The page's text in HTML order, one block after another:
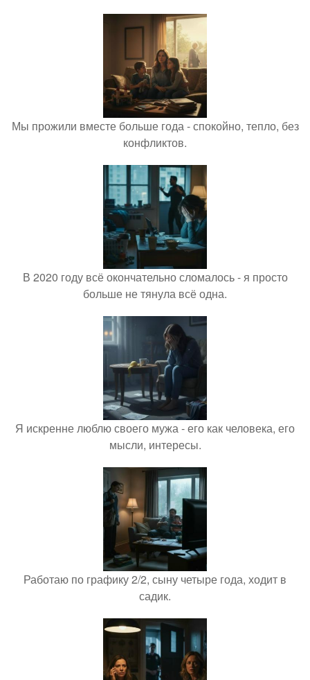
Мы прожили вместе больше года - спокойно, тепло, без
конфликтов.
В 2020 году всё окончательно сломалось - я просто
больше не тянула всё одна.
Я искренне люблю своего мужа - его как человека, его
мысли, интересы.
Работаю по графику 2/2, сыну четыре года, ходит в
садик.